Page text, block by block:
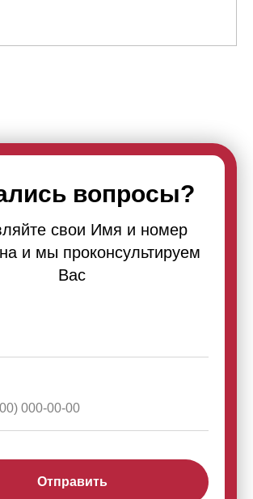
вопросы?
свои Имя и номер
и мы проконсультируем
Вас
Отправить